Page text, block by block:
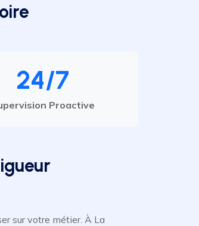
24/7
Proactive
sur votre métier. À La